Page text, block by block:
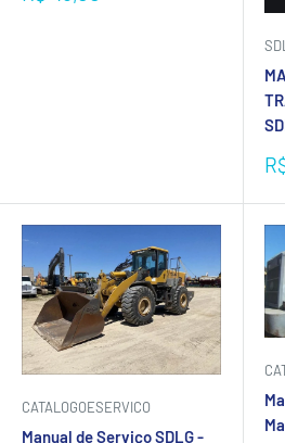
CATALOGOESERVICO
Manual de Serviço SDLG -